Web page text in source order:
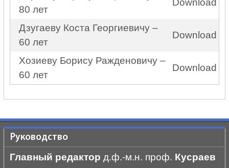
80 лет
Download
Дзугаеву Коста Георгиевичу –
60 лет
Download
Хозиеву Борису Ражденовичу –
60 лет
Download
Руководство
Главный редактор д.ф.-м.н. проф. Кусраев